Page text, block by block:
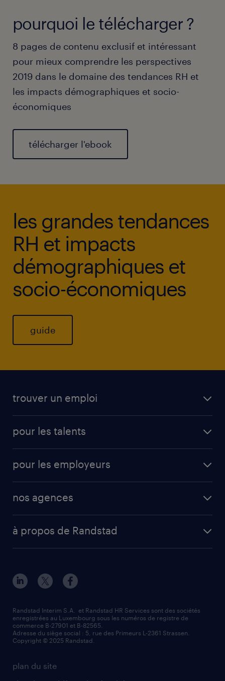
pourquoi le télécharger ?
8 pages de contenu exclusif et intéressant
pour mieux comprendre les perspectives
2019 dans le domaine des tendances RH et
les impacts démographiques et socio-
économiques
télécharger l'ebook
les grandes tendances
RH et impacts
démographiques et
socio-économiques
guide
trouver un emploi
pour les talents
pour les employeurs
nos agences
à propos de Randstad
plan du site
Randstad Interim S.A. et Randstad HR Services sont des sociétés
enregistrées au Luxembourg sous les numéros de registre de
commerce B-27901 et B-82565.
Adresse du siège social : 5, rue des Primeurs L-2361 Strassen.
Copyright © 2025 Randstad.